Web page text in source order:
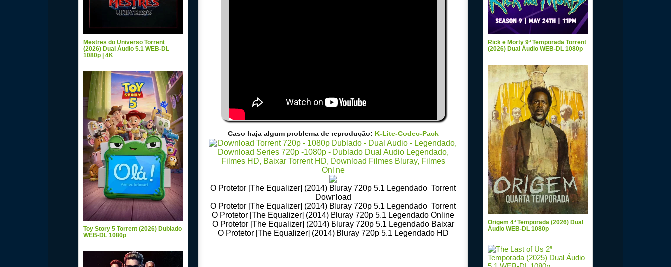
Caso haja algum problema de reprodução: K-Lite-Codec-Pack
O Protetor [The Equalizer] (2014) Bluray 720p 5.1 Legendado Torrent
Download
O Protetor [The Equalizer] (2014) Bluray 720p 5.1 Legendado Torrent
O Protetor [The Equalizer] (2014) Bluray 720p 5.1 Legendado Online
O Protetor [The Equalizer] (2014) Bluray 720p 5.1 Legendado Baixar
O Protetor [The Equalizer] (2014) Bluray 720p 5.1 Legendado HD
Mestres do Universo Torrent
(2026) Dual Áudio 5.1 WEB-DL
1080p | 4K
Toy Story 5 Torrent (2026) Dublado
WEB-DL 1080p
Rick e Morty 9ª Temporada Torrent
(2026) Dual Áudio WEB-DL 1080p
Origem 4ª Temporada (2026) Dual
Áudio WEB-DL 1080p